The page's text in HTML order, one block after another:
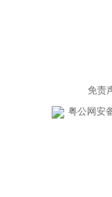
免责
粤公网安